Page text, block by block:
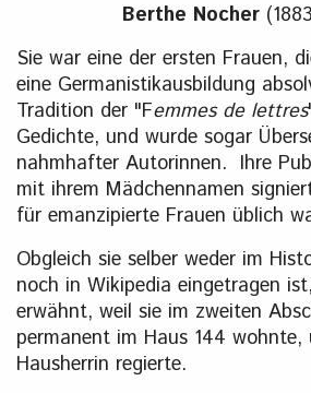
Berthe Nocher
Sie war eine der ersten Frauen,
eine Germanistikausbildung
Tradition der "Femmes de lettres
Gedichte, und wurde sogar
nahmhafter Autorinnen. Ihre
mit ihrem Mädchennamen
für emanzipierte Frauen üblich
Obgleich sie selber weder im
noch in Wikipedia eingetragen
erwähnt, weil sie im zweiten
permanent im Haus 144 wohnte,
Hausherrin regierte.